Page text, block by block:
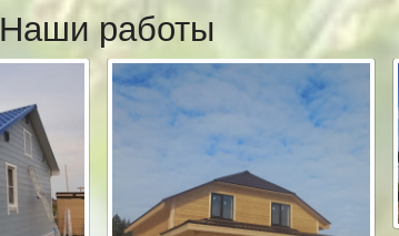
Наши работы